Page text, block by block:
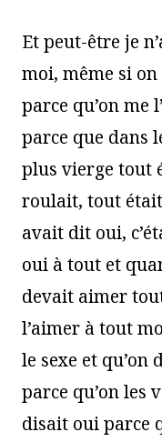
Et peut-être je
moi, même si
parce qu’on me
parce que dans
plus vierge tout
roulait, tout était
avait dit oui,
oui à tout et
devait aimer
l’aimer à tout
le sexe et qu’on
parce qu’on les
disait oui parce